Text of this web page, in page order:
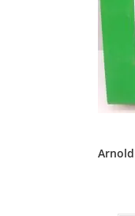
Arnold